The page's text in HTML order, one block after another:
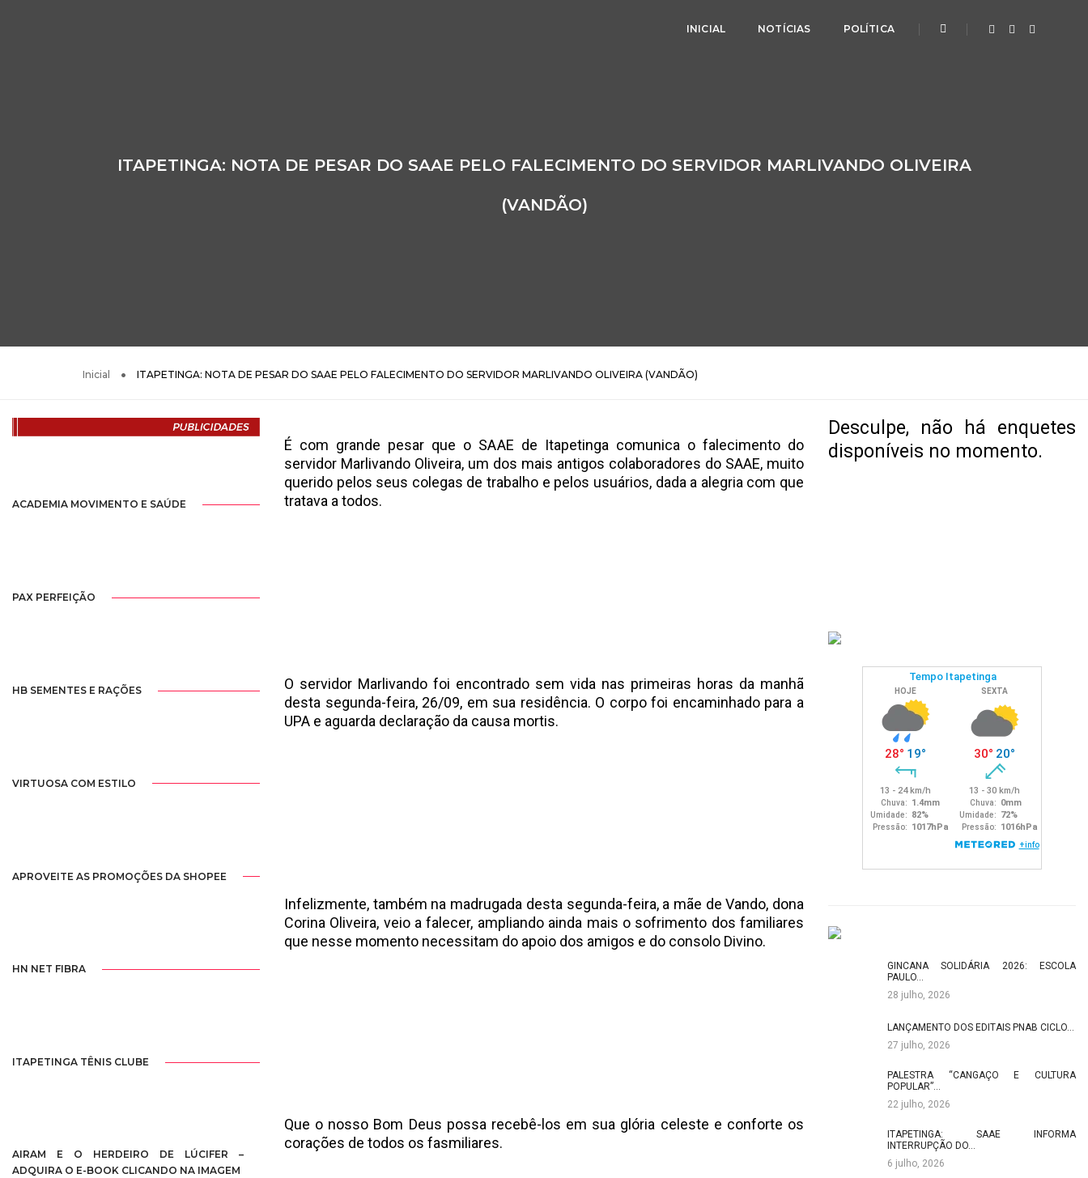
INICIAL NOTÍCIAS POLÍTICA
ITAPETINGA: NOTA DE PESAR DO SAAE PELO FALECIMENTO DO SERVIDOR MARLIVANDO OLIVEIRA
(VANDÃO)
Inicial ITAPETINGA: NOTA DE PESAR DO SAAE PELO FALECIMENTO DO SERVIDOR MARLIVANDO OLIVEIRA (VANDÃO)
É com grande pesar que o SAAE de Itapetinga comunica o falecimento do
servidor Marlivando Oliveira, um dos mais antigos colaboradores do SAAE, muito
querido pelos seus colegas de trabalho e pelos usuários, dada a alegria com que
tratava a todos.
O servidor Marlivando foi encontrado sem vida nas primeiras horas da manhã
desta segunda-feira, 26/09, em sua residência. O corpo foi encaminhado para a
UPA e aguarda declaração da causa mortis.
Infelizmente, também na madrugada desta segunda-feira, a mãe de Vando, dona
Corina Oliveira, veio a falecer, ampliando ainda mais o sofrimento dos familiares
que nesse momento necessitam do apoio dos amigos e do consolo Divino.
Que o nosso Bom Deus possa recebê-los em sua glória celeste e conforte os
corações de todos os fasmiliares.
ACADEMIA MOVIMENTO E SAÚDE
PAX PERFEIÇÃO
HB SEMENTES E RAÇÕES
VIRTUOSA COM ESTILO
APROVEITE AS PROMOÇÕES DA SHOPEE
HN NET FIBRA
ITAPETINGA TÊNIS CLUBE
AIRAM E O HERDEIRO DE LÚCIFER –
ADQUIRA O E-BOOK CLICANDO NA IMAGEM
Desculpe, não há enquetes
disponíveis no momento.
GINCANA SOLIDÁRIA 2026: ESCOLA
PAULO…
28 julho, 2026
LANÇAMENTO DOS EDITAIS PNAB CICLO…
27 julho, 2026
PALESTRA “CANGAÇO E CULTURA
POPULAR”…
22 julho, 2026
ITAPETINGA: SAAE INFORMA
INTERRUPÇÃO DO…
6 julho, 2026